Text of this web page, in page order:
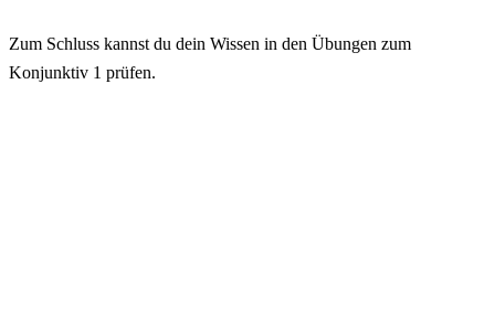
Zum Schluss kannst du dein Wissen in den Übungen zum
Konjunktiv 1 prüfen.